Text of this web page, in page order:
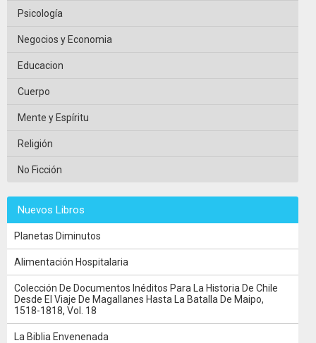
Psicología
Negocios y Economia
Educacion
Cuerpo
Mente y Espíritu
Religión
No Ficción
Nuevos Libros
Planetas Diminutos
Alimentación Hospitalaria
Colección De Documentos Inéditos Para La Historia De Chile
Desde El Viaje De Magallanes Hasta La Batalla De Maipo,
1518-1818, Vol. 18
La Biblia Envenenada